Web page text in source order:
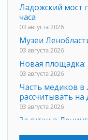
Ладожский мост
часа
03 августа 2026
Музеи
03 августа 2026
Новая площадка:
03 августа 2026
Часть медиков в
рассчитывать на
03 августа 2026
За сутки в